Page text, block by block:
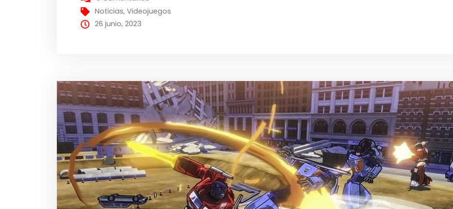
Noticias,Videojuegos
26 junio, 2023